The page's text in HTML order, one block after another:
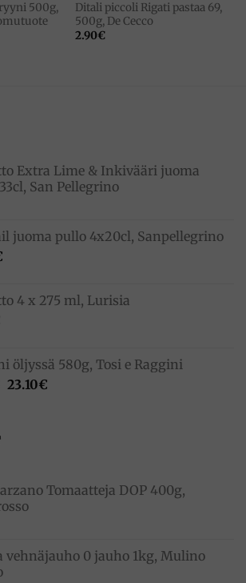
500g,
Ditali piccoli Rigati pastaa 69,
500g, De Cecco
2.90€
Extra Lime & Inkivääri juoma
San Pellegrino
juoma pullo 4x20cl, Sanpellegrino
4 x 275 ml, Lurisia
öljyssä 580g, Tosi e Raggini
Alkuperäinen
23.10€Nykyinen
Tomaatteja DOP 400g,
vehnäjauho 0 jauho 1kg, Mulino